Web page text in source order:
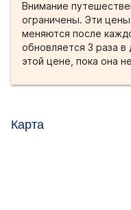
Внимание
ограничены. Эти
меняются после
обновляется 3 раза в
этой цене, пока она
Карта